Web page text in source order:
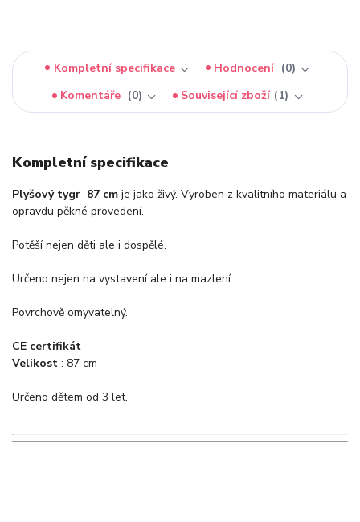
Kompletní specifikace Hodnocení
0
Komentáře
0 Související zboží 1
Kompletní specifikace
Plyšový tygr 87 cm je jako živý. Vyroben z kvalitního materiálu a
opravdu pěkné provedení.
Potěší nejen děti ale i dospělé.
Určeno nejen na vystavení ale i na mazlení.
Povrchově omyvatelný.
CE certifikát
Velikost : 87 cm
Určeno dětem od 3 let.